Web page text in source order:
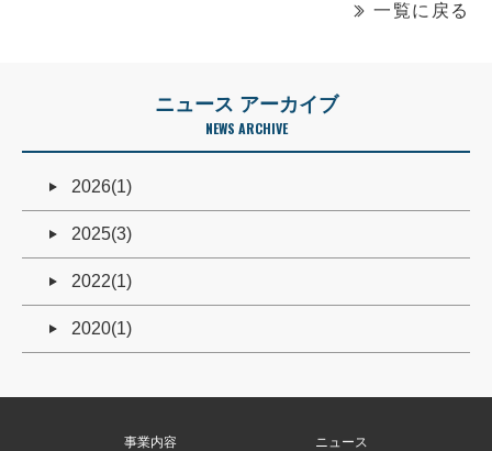
一覧に戻る
ニュース アーカイブ
NEWS ARCHIVE
2026(1)
2025(3)
2022(1)
2020(1)
事業内容
ニュース